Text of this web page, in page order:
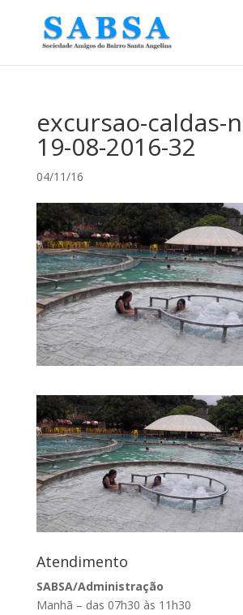
excursao-caldas-
19-08-2016-32
04/11/16
Atendimento
SABSA/Administração
Manhã – das 07h30 às 11h30